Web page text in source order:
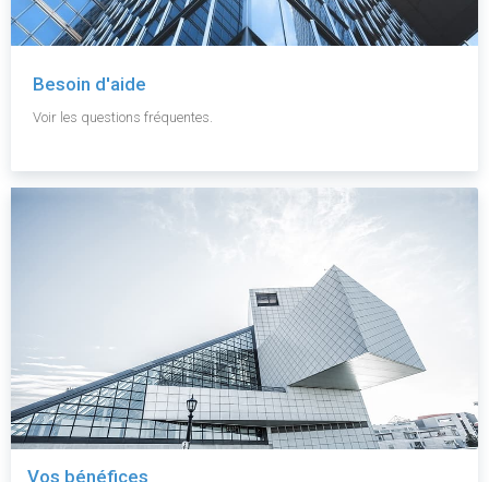
Besoin d'aide
Voir les questions fréquentes.
Vos bénéfices